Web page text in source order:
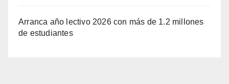
Arranca año lectivo 2026 con más de 1.2 millones
de estudiantes